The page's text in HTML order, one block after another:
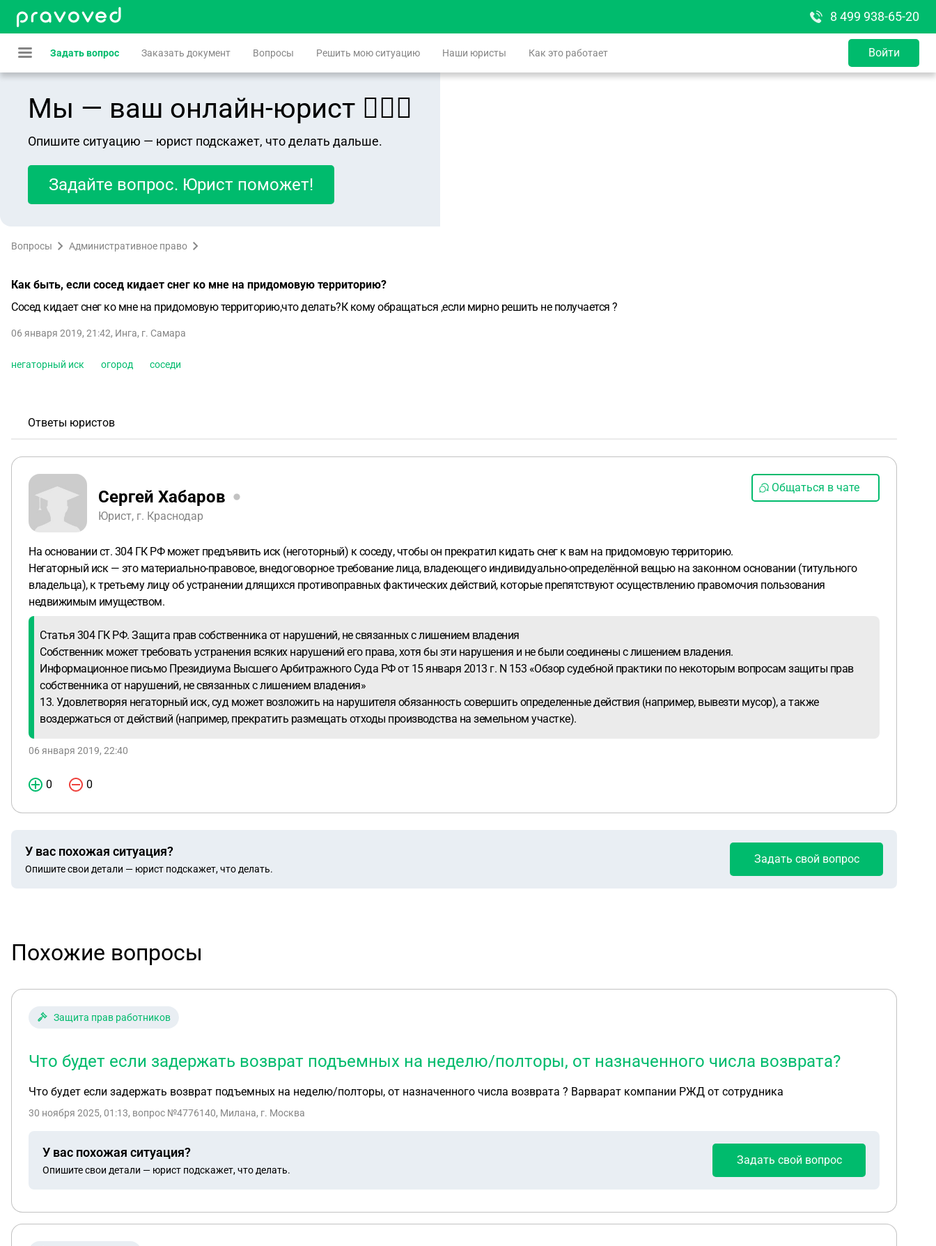
8 499 938-65-20
Задать вопрос Заказать документ Вопросы Решить мою ситуацию Наши юристы Как это работает Войти
Мы — ваш онлайн-юрист 👨🏻‍⚖️
Опишите ситуацию — юрист подскажет, что делать дальше.
Задайте вопрос. Юрист поможет!
Вопросы Административное право
Как быть, если сосед кидает снег ко мне на придомовую территорию?
Сосед кидает снег ко мне на придомовую территорию,что делать?К кому обращаться ,если мирно решить не получается ?
06 января 2019, 21:42, Инга, г. Самара
негаторный иск огород соседи
Ответы юристов
Сергей Хабаров
Юрист, г. Краснодар
Общаться в чате
На основании ст. 304 ГК РФ может предъявить иск (неготорный) к соседу, чтобы он прекратил кидать снег к вам на придомовую территорию.
Негаторный иск — это материально-правовое, внедоговорное требование лица, владеющего индивидуально-определённой вещью на законном основании (титульного
владельца), к третьему лицу об устранении длящихся противоправных фактических действий, которые препятствуют осуществлению правомочия пользования
недвижимым имуществом.
Статья 304 ГК РФ. Защита прав собственника от нарушений, не связанных с лишением владения
Собственник может требовать устранения всяких нарушений его права, хотя бы эти нарушения и не были соединены с лишением владения.
Информационное письмо Президиума Высшего Арбитражного Суда РФ от 15 января 2013 г. N 153 «Обзор судебной практики по некоторым вопросам защиты прав
собственника от нарушений, не связанных с лишением владения»
13. Удовлетворяя негаторный иск, суд может возложить на нарушителя обязанность совершить определенные действия (например, вывезти мусор), а также
воздержаться от действий (например, прекратить размещать отходы производства на земельном участке).
06 января 2019, 22:40
0 0
У вас похожая ситуация?
Опишите свои детали — юрист подскажет, что делать.
Задать свой вопрос
Похожие вопросы
Защита прав работников
Что будет если задержать возврат подъемных на неделю/полторы, от назначенного числа возврата?
Что будет если задержать возврат подъемных на неделю/полторы, от назначенного числа возврата ? Варварат компании РЖД от сотрудника
30 ноября 2025, 01:13, вопрос №4776140, Милана, г. Москва
У вас похожая ситуация?
Опишите свои детали — юрист подскажет, что делать.
Задать свой вопрос